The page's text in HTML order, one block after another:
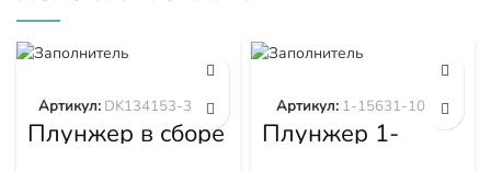
Плунжер в сборе
DK134153-3520
Артикул: DK134153-3520
Плунжер 1-
15631-101-0
Артикул: 1-15631-101-0